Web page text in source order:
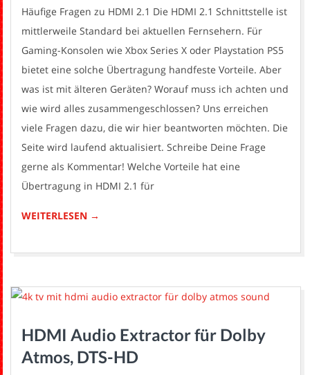
Häufige Fragen zu HDMI 2.1 Die HDMI 2.1 Schnittstelle ist
mittlerweile Standard bei aktuellen Fernsehern. Für
Gaming-Konsolen wie Xbox Series X oder Playstation PS5
bietet eine solche Übertragung handfeste Vorteile. Aber
was ist mit älteren Geräten? Worauf muss ich achten und
wie wird alles zusammengeschlossen? Uns erreichen
viele Fragen dazu, die wir hier beantworten möchten. Die
Seite wird laufend aktualisiert. Schreibe Deine Frage
gerne als Kommentar! Welche Vorteile hat eine
Übertragung in HDMI 2.1 für
WEITERLESEN →
HDMI Audio Extractor für Dolby
Atmos, DTS-HD